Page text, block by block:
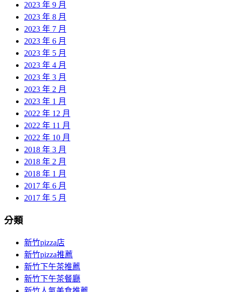
2023 年 9 月
2023 年 8 月
2023 年 7 月
2023 年 6 月
2023 年 5 月
2023 年 4 月
2023 年 3 月
2023 年 2 月
2023 年 1 月
2022 年 12 月
2022 年 11 月
2022 年 10 月
2018 年 3 月
2018 年 2 月
2018 年 1 月
2017 年 6 月
2017 年 5 月
分類
新竹pizza店
新竹pizza推薦
新竹下午茶推薦
新竹下午茶餐廳